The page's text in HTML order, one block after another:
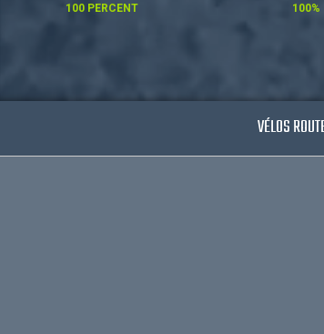
100 PERCENT 100%
VÉLOS